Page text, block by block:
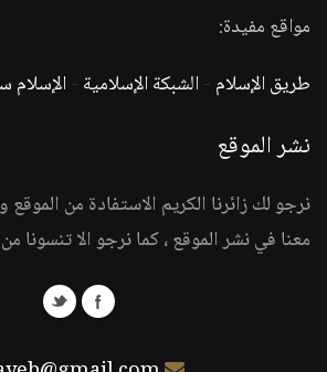
مواقع مفيدة:
طريق الإسلام -الشبكة الإسلامية -
نشر الموقع
نرجو لك زائرنا الكريم الاستفادة من
معنا في نشر الموقع ، كما نرجو الا تنسونا